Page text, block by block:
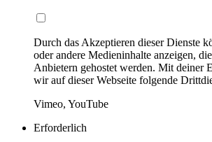
Durch das Akzeptieren dieser Dienste
oder andere Medieninhalte anzeigen,
Anbietern gehostet werden. Mit deiner
wir auf dieser Webseite folgende
Vimeo, YouTube
Erforderlich